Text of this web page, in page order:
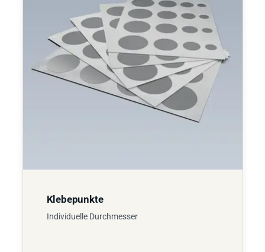
Klebepunkte
Individuelle Durchmesser